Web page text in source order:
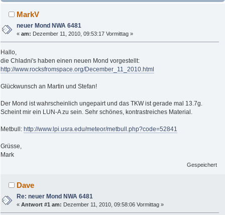
(Gelesen 10870 mal)
MarkV
neuer Mond NWA 6481
«am: Dezember 11, 2010, 09:53:17 Vormittag »
Hallo,
die Chladni's haben einen neuen Mond vorgestellt:
http://www.rocksfromspace.org/December_11_2010.html
Glückwunsch an Martin und Stefan!
Der Mond ist wahrscheinlich ungepairt und das TKW ist gerade mal 13.7g.
Scheint mir ein LUN-A zu sein. Sehr schönes, kontrastreiches Material.
Metbull: http://www.lpi.usra.edu/meteor/metbull.php?code=52841
Grüsse,
Mark
Gespeichert
Dave
Re: neuer Mond NWA 6481
«Antwort #1 am: Dezember 11, 2010, 09:58:06 Vormittag »